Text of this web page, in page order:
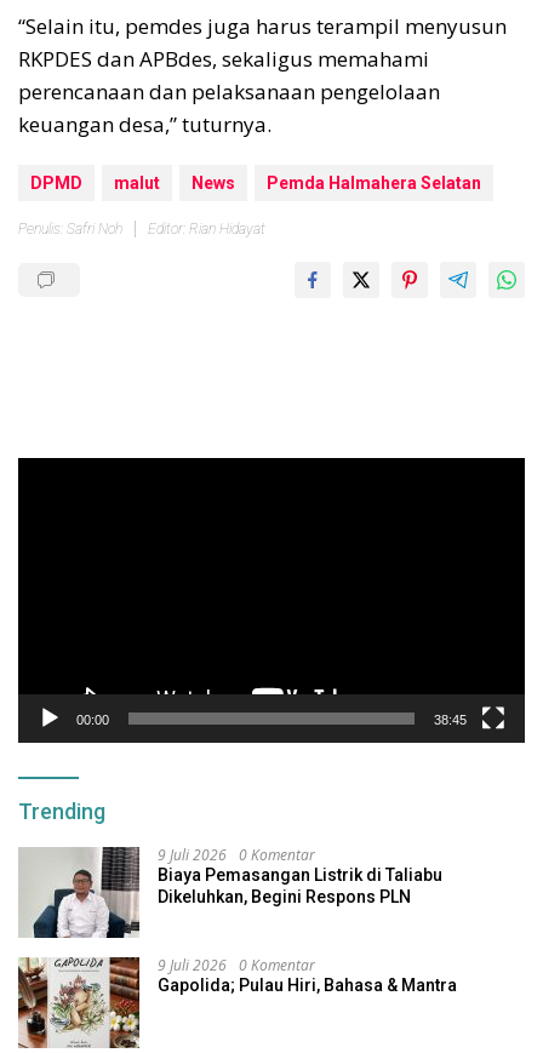
“Selain itu, pemdes juga harus terampil menyusun
RKPDES dan APBdes, sekaligus memahami
perencanaan dan pelaksanaan pengelolaan
keuangan desa,” tuturnya.
DPMD malut News Pemda Halmahera Selatan
Penulis: Safri Noh Editor: Rian Hidayat
00:00 38:45
Trending
9 Juli 2026 0 Komentar
Biaya Pemasangan Listrik di Taliabu
Dikeluhkan, Begini Respons PLN
9 Juli 2026 0 Komentar
Gapolida; Pulau Hiri, Bahasa & Mantra